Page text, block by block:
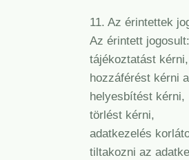
11. Az érintettek
Az érintett jogosult:
tájékoztatást kérni,
hozzáférést kérni
helyesbítést kérni,
törlést kérni,
adatkezelés
tiltakozni az